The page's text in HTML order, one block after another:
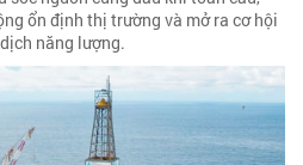
ổn định thị trường và mở ra cơ hội
năng lượng.